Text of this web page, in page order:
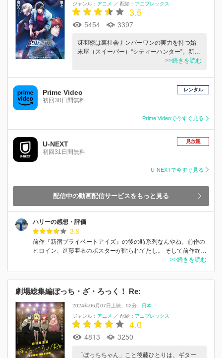
ジャンル： アニメ ／ 配給： アニプレックス
3.5
5454 3397
冴羽獠は裏社会ナンバーワンの実力を持つ始
末屋（スイーパー）“シティーハンター”。新…
>>続きを読む
Prime Video
初回30日間無料
レンタル
Prime Videoで今すぐ見る
U-NEXT
初回31日間無料
見放題
U-NEXTで今すぐ見る
配信中の動画配信サービスをもっと見る
ハリーの感想・評価
3.9
前作『新宿プライベートアイズ』の後の時系列なんやね。前作の
ヒロイン、進藤亜衣のポスターが貼られてたし。 そして前作終…
>>続きを読む
劇場総集編ぼっち・ざ・ろっく！ Re:
2024年06月07日上映 92分
日本
ジャンル： アニメ ／ 配給： アニプレックス
4.0
4813 3250
「ぼっちちゃん」こと後藤ひとりは、ギター